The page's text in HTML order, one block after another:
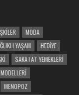
MODA
YAŞAM
HEDIYE
SAKATAT YEMEKLERI
MENOPOZ